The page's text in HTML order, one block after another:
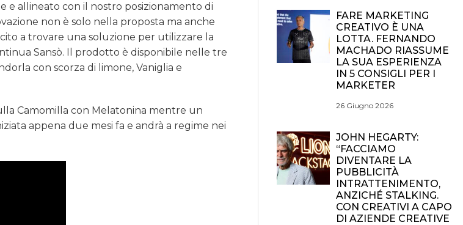
e allineato con il nostro posizionamento di
non è solo nella proposta ma anche
a trovare una soluzione per utilizzare la
Sansò. Il prodotto è disponibile nelle tre
con scorza di limone, Vaniglia e
Camomilla con Melatonina mentre un
appena due mesi fa e andrà a regime nei
FARE MARKETING
CREATIVO È UNA
LOTTA. FERNANDO
MACHADO RIASSUME
LA SUA ESPERIENZA
IN 5 CONSIGLI PER I
MARKETER
26 Giugno 2026
JOHN HEGARTY:
“FACCIAMO
DIVENTARE LA
PUBBLICITÀ
INTRATTENIMENTO,
ANZICHÉ STALKING.
CON CREATIVI A CAPO
DI AZIENDE CREATIVE